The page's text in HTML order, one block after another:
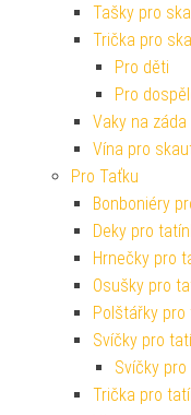
Tašky pro
Trička pro
Pro děti
Pro
Vaky na
Vína pro
Pro Taťku
Bonboniéry
Deky pro
Hrnečky pro
Osušky pro
Polštářky pro
Svíčky pro
Svíčky
Trička pro